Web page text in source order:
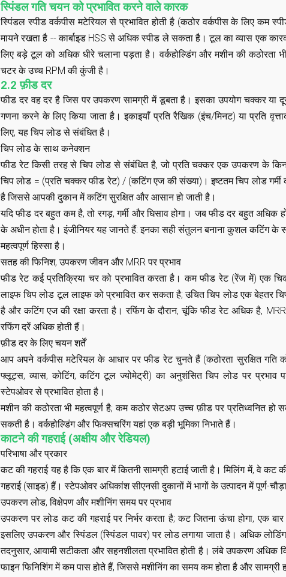
स्पिंडल गति चयन को प्रभावित करने वाले कारक
स्पिंडल स्पीड वर्कपीस मटेरियल से प्रभावित होती है (कठोर वर्कपीस के लिए कम
मायने रखता है -- कार्बाइड HSS से अधिक स्पीड ले सकता है। टूल का व्यास एक
लिए बड़े टूल को अधिक धीरे चलाना पड़ता है। वर्कहोल्डिंग और मशीन की कठोरता
चटर के उच्च RPM की कुंजी है।
2.2 फ़ीड दर
फीड दर वह दर है जिस पर उपकरण सामग्री में डूबता है। इसका उपयोग चक्कर या
गणना करने के लिए किया जाता है। इकाइयाँ प्रति रैखिक (इंच/मिनट) या प्रति
लिए, यह चिप लोड से संबंधित है।
चिप लोड के साथ कनेक्शन
फीड रेट किसी तरह से चिप लोड से संबंधित है, जो प्रति चक्कर एक उपकरण के
चिप लोड = (प्रति चक्कर फीड रेट) / (कटिंग एज की संख्या)। इष्टतम चिप लोड
है जिससे आपकी दुकान में कटिंग सुरक्षित और आसान हो जाती है।
यदि फीड दर बहुत कम है, तो रगड़, गर्मी और घिसाव होगा। जब फीड दर बहुत
के अधीन होता है। इंजीनियर यह जानते हैं: इनका सही संतुलन बनाना कुशल कटिंग के
महत्वपूर्ण हिस्सा है।
सतह की फिनिश, उपकरण जीवन और MRR पर प्रभाव
फीड रेट कई प्रतिक्रिया चर को प्रभावित करता है। कम फीड रेट (रेंज में) एक
लाइफ चिप लोड टूल लाइफ को प्रभावित कर सकता है; उचित चिप लोड एक बेहतर चिप
है और कटिंग एज की रक्षा करता है। रफिंग के दौरान, चूंकि फीड रेट अधिक है,
रफिंग दरें अधिक होती हैं।
फ़ीड दर के लिए चयन शर्तें
आप अपने वर्कपीस मटेरियल के आधार पर फीड रेट चुनते हैं (कठोरता सुरक्षित गति
फ्लूट्स, व्यास, कोटिंग, कटिंग टूल ज्योमेट्री) का अनुशंसित चिप लोड पर
स्टेपओवर से प्रभावित होता है।
मशीन की कठोरता भी महत्वपूर्ण है; कम कठोर सेटअप उच्च फ़ीड पर प्रतिध्वनित हो
सकती है। वर्कहोल्डिंग और फिक्सचरिंग यहां एक बड़ी भूमिका निभाते हैं।
काटने की गहराई (अक्षीय और रेडियल)
परिभाषा और प्रकार
कट की गहराई यह है कि एक बार में कितनी सामग्री हटाई जाती है। मिलिंग में, वे कट
गहराई (साइड) हैं। स्टेपओवर अधिकांश सीएनसी दुकानों में भागों के उत्पादन में पूर्ण-
उपकरण लोड, विक्षेपण और मशीनिंग समय पर प्रभाव
उपकरण पर लोड कट की गहराई पर निर्भर करता है; कट जितना ऊंचा होगा, एक बार
इसलिए उपकरण और स्पिंडल (स्पिंडल पावर) पर लोड लगाया जाता है। अधिक
तदनुसार, आयामी सटीकता और सहनशीलता प्रभावित होती है। लंबे उपकरण अधिक
फाइन फिनिशिंग में कम पास होते हैं, जिससे मशीनिंग का समय कम होता है और सामग्री